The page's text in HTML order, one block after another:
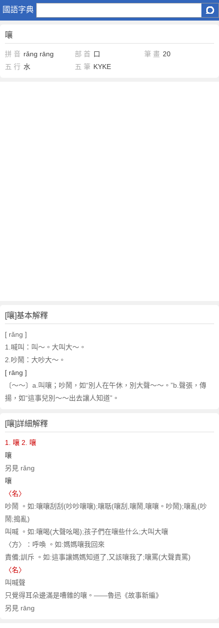
國語字典
嚷
嚷
拼 音 rǎng rāng 部 首 口 筆 畫 20
五 行 水 五 筆 KYKE
[嚷]基本解釋
[ rǎng ]
1.喊叫 ：叫～。大叫大～。
2.吵鬧 ：大吵大～。
[ rāng ]
〔～～〕a.叫嚷；吵鬧，如“別人在午休，別大聲～～。”b.聲張，傳
揚，如“這事兒別～～出去讓人知道”。
[嚷]詳細解釋
1. 嚷 2. 嚷
嚷
另見 rǎng
嚷
〈名〉
吵鬧 。如:嚷嚷刮刮(吵吵嚷嚷);嚷聒(嚷刮,嚷鬧,嚷嚷。吵鬧);嚷亂(吵
鬧;搗亂)
叫喊 。如:嚷喝(大聲吆喝);孩子們在嚷些什么;大叫大嚷
〈方〉∶呼喚 。如:媽媽嚷我回來
責備;訓斥 。如:這事讓媽媽知道了,又該嚷我了;嚷罵(大聲責罵)
〈名〉
叫喊聲
只覺得耳朵邊滿是嘈雜的嚷。——魯迅《故事新編》
另見 rāng